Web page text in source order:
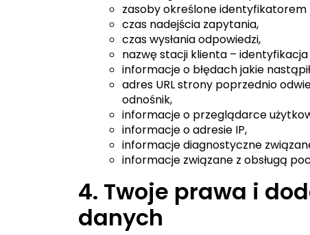
zasoby określone identyfikatorem
czas nadejścia zapytania,
czas wysłania odpowiedzi,
nazwę stacji klienta –
informacje o błędach jakie
adres URL strony poprzednio
odnośnik,
informacje o przeglądarce
informacje o adresie IP,
informacje diagnostyczne
informacje związane z obsługą
4. Twoje prawa i
danych